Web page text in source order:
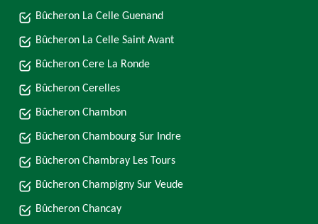
Bûcheron La Celle Guenand
Bûcheron La Celle Saint Avant
Bûcheron Cere La Ronde
Bûcheron Cerelles
Bûcheron Chambon
Bûcheron Chambourg Sur Indre
Bûcheron Chambray Les Tours
Bûcheron Champigny Sur Veude
Bûcheron Chancay